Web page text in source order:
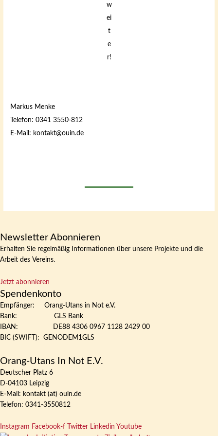
w
ei
t
e
r!
Markus Menke
Telefon: 0341 3550-812
E-Mail: kontakt@ouin.de
Newsletter Abonnieren
Erhalten Sie regelmäßig Informationen über unsere Projekte und die
Arbeit des Vereins.
Jetzt abonnieren
Spendenkonto
Empfänger: Orang-Utans in Not e.V.
Bank: GLS Bank
IBAN: DE88 4306 0967 1128 2429 00
BIC (SWIFT): GENODEM1GLS
Orang-Utans In Not E.V.
Deutscher Platz 6
D-04103 Leipzig
E-Mail: kontakt (at) ouin.de
Telefon: 0341-3550812
Instagram Facebook-f Twitter Linkedin Youtube